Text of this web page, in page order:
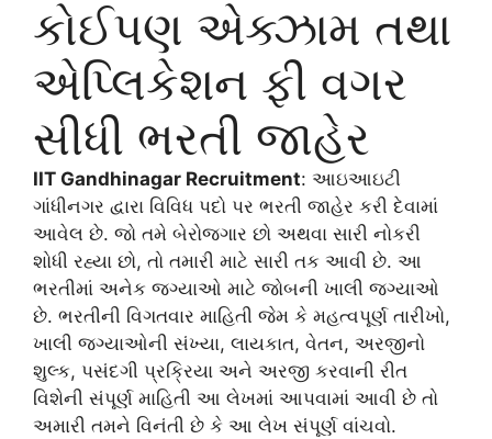
કોઈપણ એક્ઝામ તથા
એપ્લિકેશન ફી વગર
સીધી ભરતી જાહેર
IIT Gandhinagar Recruitment: આઇઆઇટી
ગાંધીનગર દ્વારા વિવિધ પદો પર ભરતી જાહેર કરી દેવામાં
આવેલ છે. જો તમે બેરોજગાર છો અથવા સારી નોકરી
શોધી રહ્યા છો, તો તમારી માટે સારી તક આવી છે. આ
ભરતીમાં અનેક જગ્યાઓ માટે જોબની ખાલી જગ્યાઓ
છે. ભરતીની વિગતવાર માહિતી જેમ કે મહત્વપૂર્ણ તારીખો,
ખાલી જગ્યાઓની સંખ્યા, લાયકાત, વેતન, અરજીનો
શુલ્ક, પસંદગી પ્રક્રિયા અને અરજી કરવાની રીત
વિશેની સંપૂર્ણ માહિતી આ લેખમાં આપવામાં આવી છે તો
અમારી તમને વિનંતી છે કે આ લેખ સંપૂર્ણ વાંચવો.